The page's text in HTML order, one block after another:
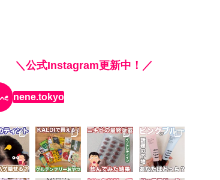
＼公式Instagram更新中！／
nene.tokyo